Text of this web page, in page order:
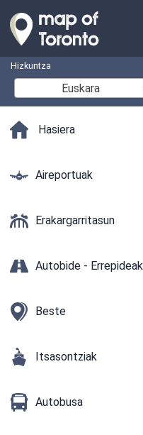
Hizkuntza
Euskara
Hasiera
Aireportuak
Erakargarritasun
Autobide - Errepideak
Beste
Itsasontziak
Autobusa